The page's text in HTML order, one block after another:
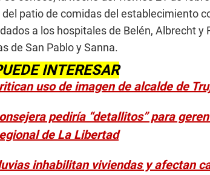
patio de comidas del establecimiento
a los hospitales de Belén, Albrecht y
de San Pablo y Sanna.
INTERESAR
uso de imagen de alcalde de
pediría “detallitos” para
de La Libertad
inhabilitan viviendas y afectan